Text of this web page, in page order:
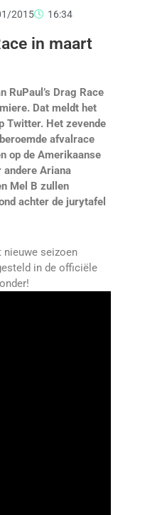
2015 16:34
in maart
RuPaul’s Drag Race
Dat meldt het
Twitter. Het zevende
afvalrace
op de Amerikaanse
andere Ariana
Mel B zullen
achter de jurytafel
nieuwe seizoen
in de officiële